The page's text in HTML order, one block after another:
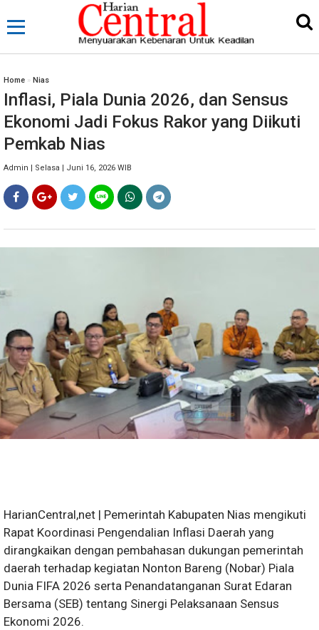
Home » Nias
Inflasi, Piala Dunia 2026, dan Sensus
Ekonomi Jadi Fokus Rakor yang Diikuti
Pemkab Nias
Admin | Selasa | Juni 16, 2026 WIB
HarianCentral,net | Pemerintah Kabupaten Nias mengikuti
Rapat Koordinasi Pengendalian Inflasi Daerah yang
dirangkaikan dengan pembahasan dukungan pemerintah
daerah terhadap kegiatan Nonton Bareng (Nobar) Piala
Dunia FIFA 2026 serta Penandatanganan Surat Edaran
Bersama (SEB) tentang Sinergi Pelaksanaan Sensus
Ekonomi 2026.